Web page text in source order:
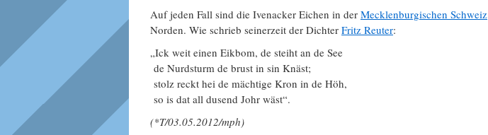
Auf jeden Fall sind die Ivenacker Eichen in der Mecklenburgischen Schweiz
Norden. Wie schrieb seinerzeit der Dichter Fritz Reuter:
„Ick weit einen Eikbom, de steiht an de See
de Nurdsturm de brust in sin Knäst;
stolz reckt hei de mächtige Kron in de Höh,
so is dat all dusend Johr wäst“.
(*T/03.05.2012/mph)